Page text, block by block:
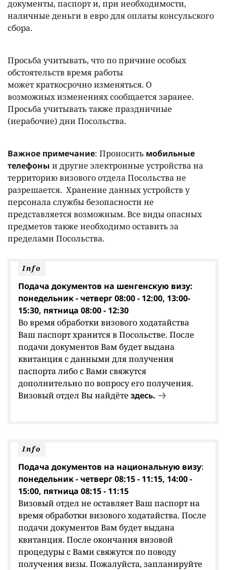
документы, паспорт и, при необходимости,
наличные деньги в евро для оплаты консульского
сбора.
Просьба учитывать, что по причине особых
обстоятельств время работы
может краткосрочно изменяться. О
возможных изменениях сообщается заранее.
Просьба учитывать также праздничные
(нерабочие) дни Посольства.
Важное примечание: Проносить мобильные
телефоны и другие электронные устройства на
территорию визового отдела Посольства не
разрешается. Хранение данных устройств у
персонала службы безопасности не
представляется возможным. Все виды опасных
предметов также необходимо оставить за
пределами Посольства.
Info
Подача документов на шенгенскую визу:
понедельник - четверг 08:00 - 12:00, 13:00-
15:30, пятница 08:00 - 12:30
Во время обработки визового ходатайства
Ваш паспорт хранится в Посольстве. После
подачи документов Вам будет выдана
квитанция с данными для получения
паспорта либо с Вами свяжутся
дополнительно по вопросу его получения.
Визовый отдел Вы найдёте здесь.
Info
Подача документов на национальную визу:
понедельник - четверг 08:15 - 11:15, 14:00 -
15:00, пятница 08:15 - 11:15
Визовый отдел не оставляет Ваш паспорт на
время обработки визового ходатайства. После
подачи документов Вам будет выдана
квитанция. После окончания визовой
процедуры с Вами свяжутся по поводу
получения визы. Пожалуйста, запланируйте